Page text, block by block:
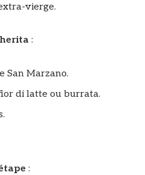
vierge.
:
San Marzano.
di latte ou burrata.
: